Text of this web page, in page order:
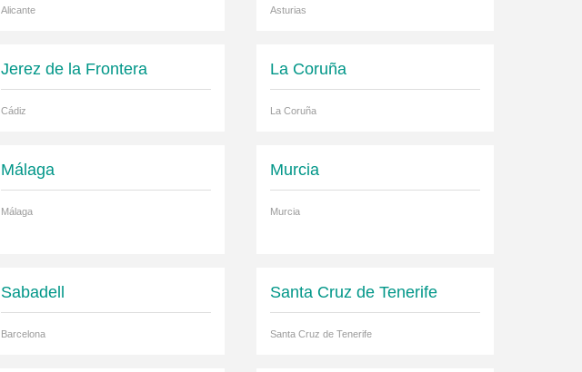
Alicante Asturias
Jerez de la Frontera
Cádiz
La Coruña
La Coruña
Málaga
Málaga
Murcia
Murcia
Sabadell
Barcelona
Santa Cruz de Tenerife
Santa Cruz de Tenerife